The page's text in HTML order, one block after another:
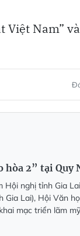
Việt Nam”
hòa 2” tại Quy
Hội nghị tỉnh Gia
Gia Lai), Hội Văn
mạc triển lãm